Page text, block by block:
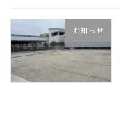
お知らせ